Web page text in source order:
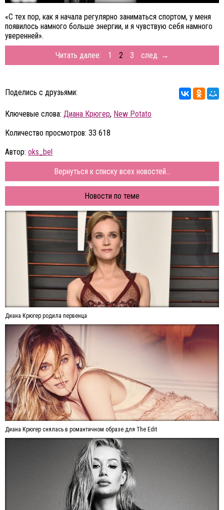
«С тех пор, как я начала регулярно заниматься спортом, у меня
появилось намного больше энергии, и я чувствую себя намного
уверенней».
Читать далее: 1 2 3 след. →
Поделись с друзьями:
Ключевые слова: Диана Крюгер, New Potato
Количество просмотров: 33 618
Автор: oks_bel
Вернуться к списку всех новостей...
Новости по теме
Диана Крюгер родила первенца
Диана Крюгер снялась в романтичном образе для The Edit